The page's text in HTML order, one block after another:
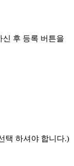
신 후 등록 버튼을
택 하셔야 합니다.)